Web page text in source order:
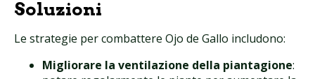
Soluzioni
Le strategie per combattere Ojo de Gallo includono:
Migliorare la ventilazione della piantagione: